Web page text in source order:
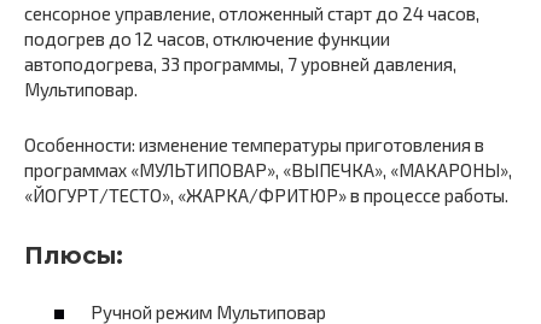
cенсорное управление, отложенный старт до 24 часов,
подогрев до 12 часов, отключение функции
автоподогрева, 33 программы, 7 уровней давления,
Мультиповар.
Особенности: изменение температуры приготовления в
программах «МУЛЬТИПОВАР», «ВЫПЕЧКА», «МАКАРОНЫ»,
«ЙОГУРТ/ТЕСТО», «ЖАРКА/ФРИТЮР» в процессе работы.
Плюсы:
Ручной режим Мультиповар